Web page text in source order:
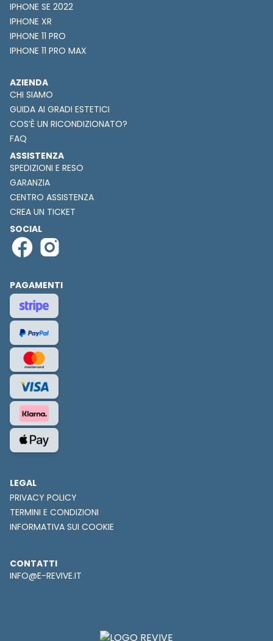
IPHONE SE 2022
IPHONE XR
IPHONE 11 PRO
IPHONE 11 PRO MAX
AZIENDA
CHI SIAMO
GUIDA AI GRADI ESTETICI
COS’È UN RICONDIZIONATO?
FAQ
ASSISTENZA
SPEDIZIONI E RESO
GARANZIA
CENTRO ASSISTENZA
CREA UN TICKET
SOCIAL
PAGAMENTI
LEGAL
PRIVACY POLICY
TERMINI E CONDIZIONI
INFORMATIVA SUI COOKIE
CONTATTI
INFO@E-REVIVE.IT